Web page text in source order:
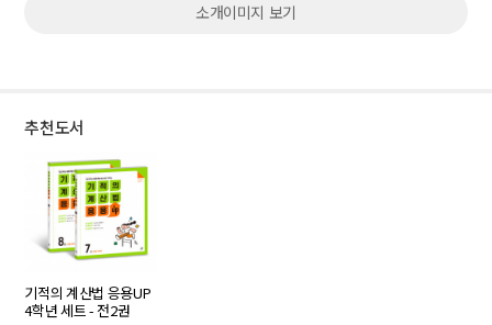
소개이미지 보기
추천도서
기적의 계산법 응용UP
4학년 세트 - 전2권